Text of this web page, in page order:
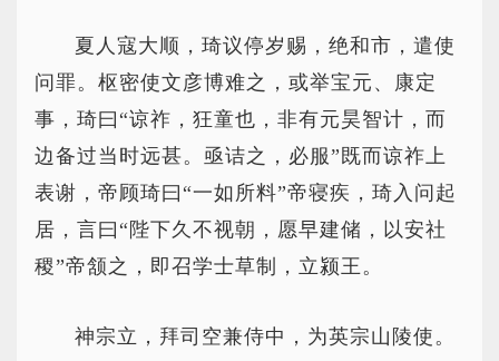
夏人寇大顺，琦议停岁赐，绝和市，遣使
问罪。枢密使文彦博难之，或举宝元、康定
事，琦曰“谅祚，狂童也，非有元昊智计，而
边备过当时远甚。亟诘之，必服”既而谅祚上
表谢，帝顾琦曰“一如所料”帝寝疾，琦入问起
居，言曰“陛下久不视朝，愿早建储，以安社
稷”帝颔之，即召学士草制，立颍王。
神宗立，拜司空兼侍中，为英宗山陵使。